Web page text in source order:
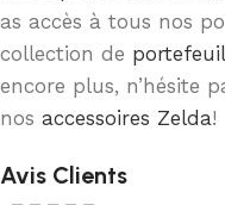
as accès à tous nos
collection de
encore plus, n’hésite
nos accessoires Zelda!
Avis Clients